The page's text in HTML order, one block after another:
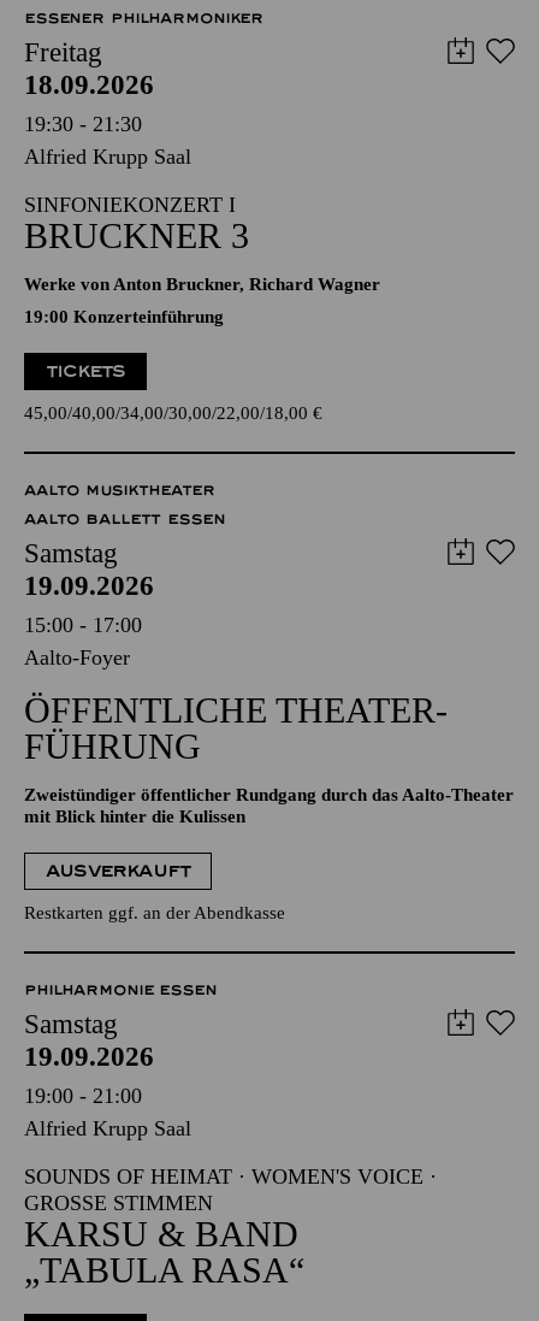
ESSENER PHILHARMONIKER
Freitag
18.09.2026
19:30 - 21:30
Alfried Krupp Saal
SINFONIEKONZERT I
BRUCKNER 3
Werke von Anton Bruckner, Richard Wagner
19:00 Konzerteinführung
TICKETS
45,00 40,00 34,00 30,00 22,00 18,00 €
AALTO MUSIKTHEATER
AALTO BALLETT ESSEN
Samstag
19.09.2026
15:00 - 17:00
Aalto-Foyer
ÖFFENTLICHE THEATER­
FÜHRUNG
Zweistündiger öffentlicher Rundgang durch das Aalto-Theater
mit Blick hinter die Kulissen
AUSVERKAUFT
Restkarten ggf. an der Abendkasse
PHILHARMONIE ESSEN
Samstag
19.09.2026
19:00 - 21:00
Alfried Krupp Saal
SOUNDS OF HEIMAT · WOMEN'S VOICE ·
GROSSE STIMMEN
KARSU & BAND
„TABULA RASA“